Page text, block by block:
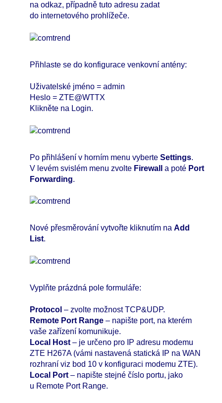
na odkaz, případně tuto adresu zadat
do internetového prohlížeče.
Přihlaste se do konfigurace venkovní antény:
Uživatelské jméno = admin
Heslo = ZTE@WTTX
Klikněte na Login.
Po přihlášení v horním menu vyberte Settings.
V levém svislém menu zvolte Firewall a poté Port
Forwarding.
Nové přesměrování vytvořte kliknutím na Add
List.
Vyplňte prázdná pole formuláře:
Protocol – zvolte možnost TCP&UDP.
Remote Port Range – napište port, na kterém
vaše zařízení komunikuje.
Local Host – je určeno pro IP adresu modemu
ZTE H267A (vámi nastavená statická IP na WAN
rozhraní viz bod 10 v konfiguraci modemu ZTE).
Local Port – napište stejné číslo portu, jako
u Remote Port Range.